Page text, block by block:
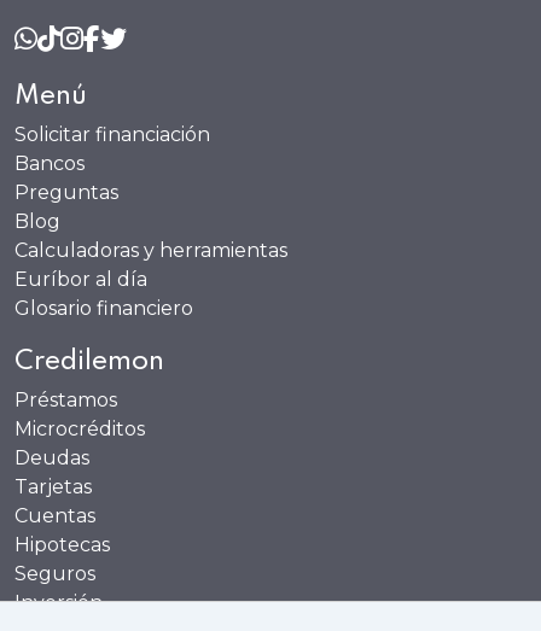
Menú
Solicitar financiación
Bancos
Preguntas
Blog
Calculadoras y herramientas
Euríbor al día
Glosario financiero
Credilemon
Préstamos
Microcréditos
Deudas
Tarjetas
Cuentas
Hipotecas
Seguros
Inversión